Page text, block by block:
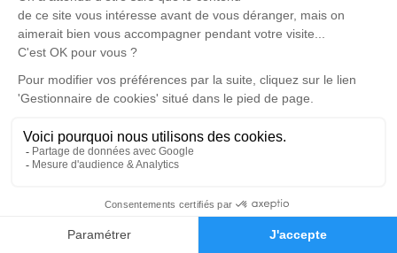
Faire-part Hommages
Un service de plantation d’arbre hommage est
disponible ici.
Je rends hommage
Cérémonie
Eglise de Ruy Place de l'église
38300 Ruy-Montceau